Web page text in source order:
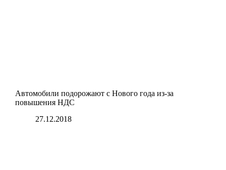
Автомобили подорожают с Нового года из-за
повышения НДС
27.12.2018